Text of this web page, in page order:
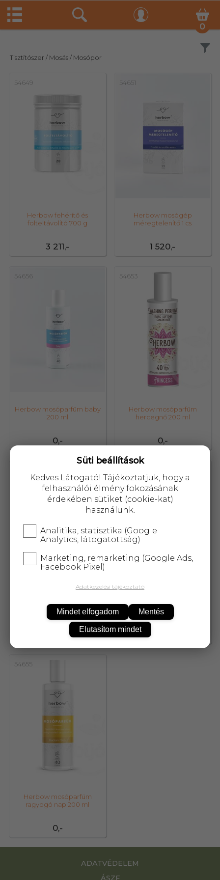
0
Tisztítószer/ Mosás/ Mosópor
54649
3 211,-
Herbow fehérítő és
folteltávolító 700 g
54651
1 520,-
Herbow mosógép
méregtelenítő 1 cs
54656
0,-
Herbow mosóparfüm baby
200 ml
54653
0,-
Herbow mosóparfüm
hercegnő 200 ml
Herbow mosóparfüm
holdfényes éj 200 ml
Herbow mosóparfüm nyári
eső 200 ml
54655
0,-
Herbow mosóparfüm
ragyogó nap 200 ml
ADATVÉDELEM
ÁSZF
Süti beállítások
Kedves Látogató! Tájékoztatjuk, hogy a
felhasználói élmény fokozásának
érdekében sütiket (cookie-kat)
használunk.
Analitika, statisztika (Google
Analytics, látogatottság)
Marketing, remarketing (Google Ads,
Facebook Pixel)
Adatkezelési tájékoztató
Mindet elfogadom Mentés
Elutasítom mindet